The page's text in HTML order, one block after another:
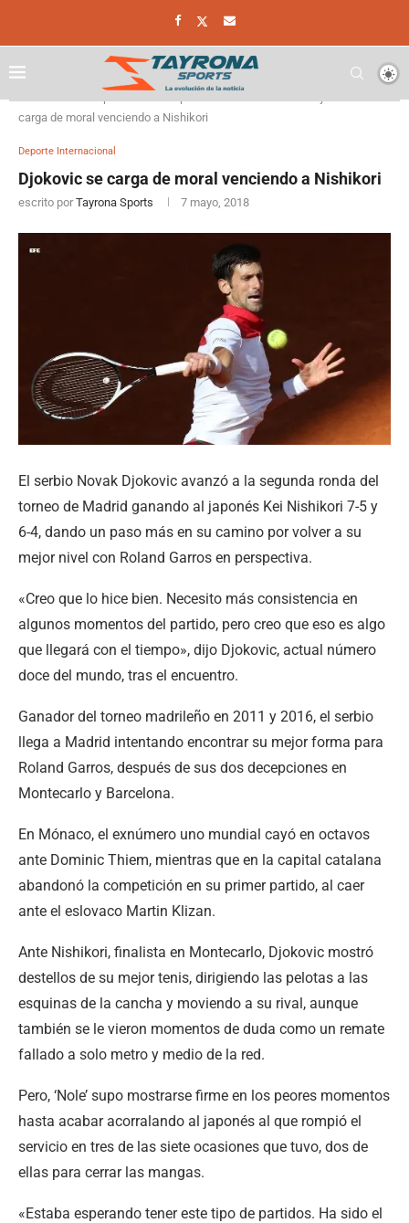
carga de moral venciendo a Nishikori
Deporte Internacional
Djokovic se carga de moral venciendo a Nishikori
escrito por Tayrona Sports 7 mayo, 2018
El serbio Novak Djokovic avanzó a la segunda ronda del
torneo de Madrid ganando al japonés Kei Nishikori 7-5 y
6-4, dando un paso más en su camino por volver a su
mejor nivel con Roland Garros en perspectiva.
«Creo que lo hice bien. Necesito más consistencia en
algunos momentos del partido, pero creo que eso es algo
que llegará con el tiempo», dijo Djokovic, actual número
doce del mundo, tras el encuentro.
Ganador del torneo madrileño en 2011 y 2016, el serbio
llega a Madrid intentando encontrar su mejor forma para
Roland Garros, después de sus dos decepciones en
Montecarlo y Barcelona.
En Mónaco, el exnúmero uno mundial cayó en octavos
ante Dominic Thiem, mientras que en la capital catalana
abandonó la competición en su primer partido, al caer
ante el eslovaco Martin Klizan.
Ante Nishikori, finalista en Montecarlo, Djokovic mostró
destellos de su mejor tenis, dirigiendo las pelotas a las
esquinas de la cancha y moviendo a su rival, aunque
también se le vieron momentos de duda como un remate
fallado a solo metro y medio de la red.
Pero, ‘Nole’ supo mostrarse firme en los peores momentos
hasta acabar acorralando al japonés al que rompió el
servicio en tres de las siete ocasiones que tuvo, dos de
ellas para cerrar las mangas.
«Estaba esperando tener este tipo de partidos. Ha sido el